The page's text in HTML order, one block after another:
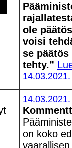
ole
voisi
se
tehty.”
14.03.2021.
14.03.2021.
on koko